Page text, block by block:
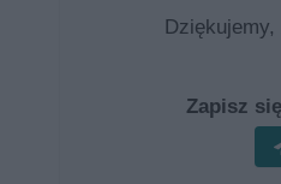
Zapisz